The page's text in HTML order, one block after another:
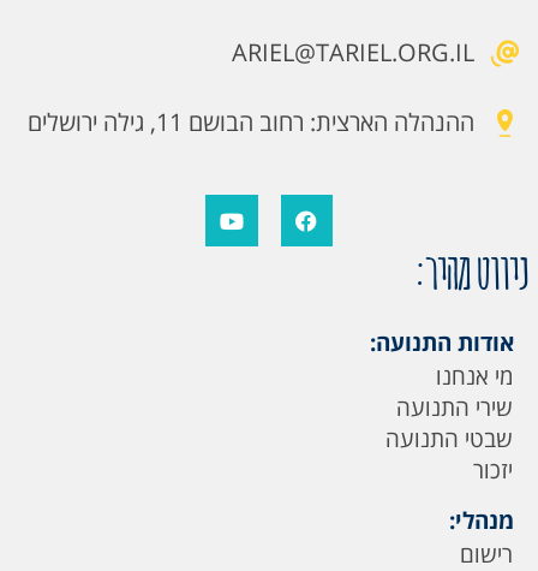
ARIEL@TARIEL.ORG.IL
ההנהלה הארצית: רחוב הבושם 11, גילה ירושלים
ניווט מהיר:
אודות התנועה:
מי אנחנו
שירי התנועה
שבטי התנועה
יזכור
מנהלי:
רישום